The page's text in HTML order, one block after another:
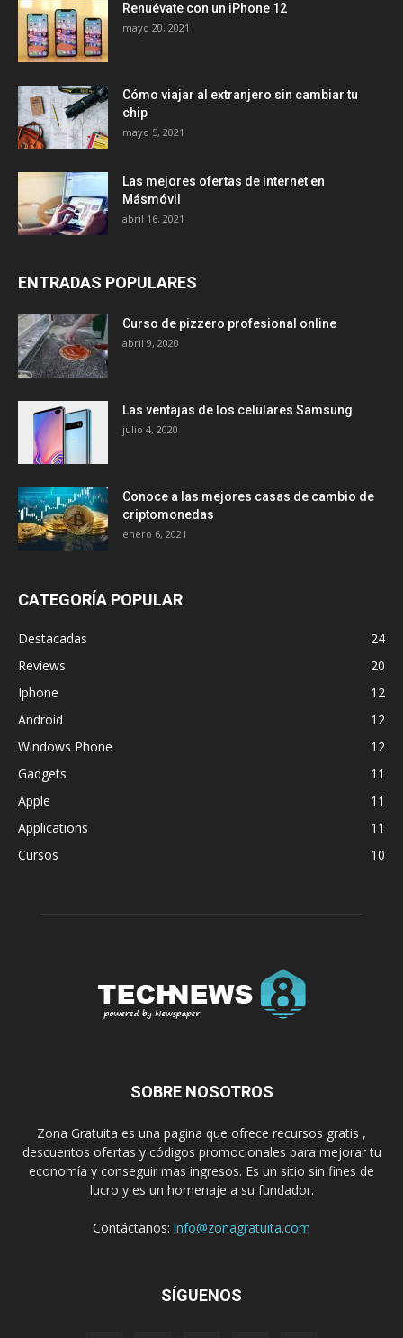
Renuévate con un iPhone 12
mayo 20, 2021
Cómo viajar al extranjero sin cambiar tu
chip
mayo 5, 2021
Las mejores ofertas de internet en
Másmóvil
abril 16, 2021
ENTRADAS POPULARES
Curso de pizzero profesional online
abril 9, 2020
Las ventajas de los celulares Samsung
julio 4, 2020
Conoce a las mejores casas de cambio de
criptomonedas
enero 6, 2021
CATEGORÍA POPULAR
Destacadas
24
Reviews
20
Iphone
12
Android
12
Windows Phone
12
Gadgets
11
Apple
11
Applications
11
Cursos
10
SOBRE NOSOTROS
Zona Gratuita es una pagina que ofrece recursos gratis ,
descuentos ofertas y códigos promocionales para mejorar tu
economía y conseguir mas ingresos. Es un sitio sin fines de
lucro y es un homenaje a su fundador.
Contáctanos: info@zonagratuita.com
SÍGUENOS